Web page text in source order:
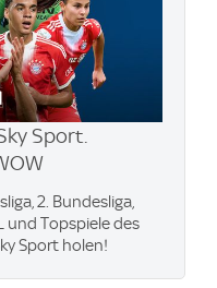
Sport.
2. Bundesliga,
und Topspiele des
Sport holen!